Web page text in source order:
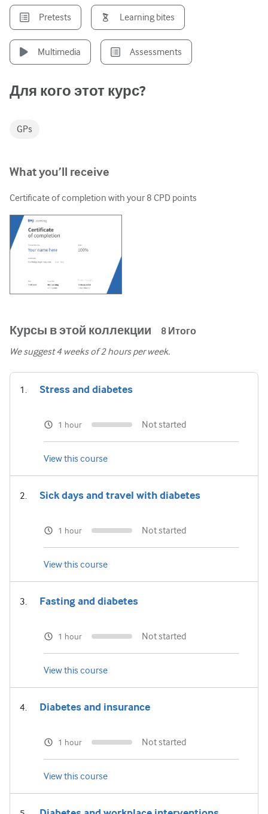
Педиатрия
Паллиативная помощь
Патология/Лабораторная медицина
Процедурные навыки
Здравоохранение
Радиология/Визуализация
Нефрология
Дыхательная система
Сексуальное здоровье
Урология
Pretests Learning bites
Multimedia Assessments
Для кого этот курс?
GPs
What you’ll receive
Certificate of completion with your 8 CPD points
Курсы в этой коллекции 8 Итого
We suggest4 weeks of 2 hours per week.
Stress and diabetes
Not started
1 hour
View this course
Sick days and travel with diabetes
Not started
1 hour
View this course
Fasting and diabetes
Not started
1 hour
View this course
Diabetes and insurance
Not started
1 hour
View this course